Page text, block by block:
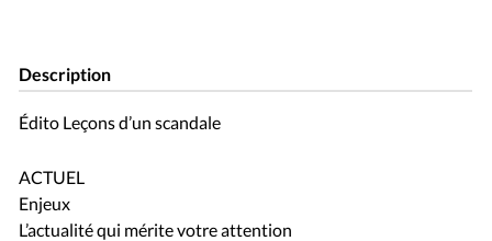
Description
Édito Leçons d’un scandale
ACTUEL
Enjeux
L’actualité qui mérite votre attention